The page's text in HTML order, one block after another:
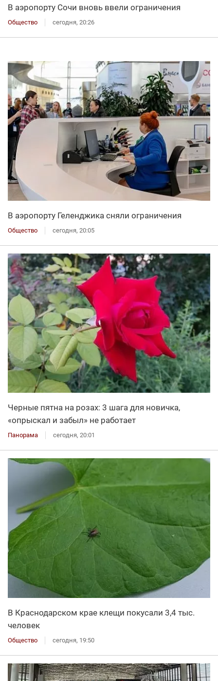
В аэропорту Сочи вновь ввели ограничения
Общество сегодня, 20:26
В аэропорту Геленджика сняли ограничения
Общество сегодня, 20:05
Черные пятна на розах: 3 шага для новичка,
«опрыскал и забыл» не работает
Панорама сегодня, 20:01
В Краснодарском крае клещи покусали 3,4 тыс.
человек
Общество сегодня, 19:50